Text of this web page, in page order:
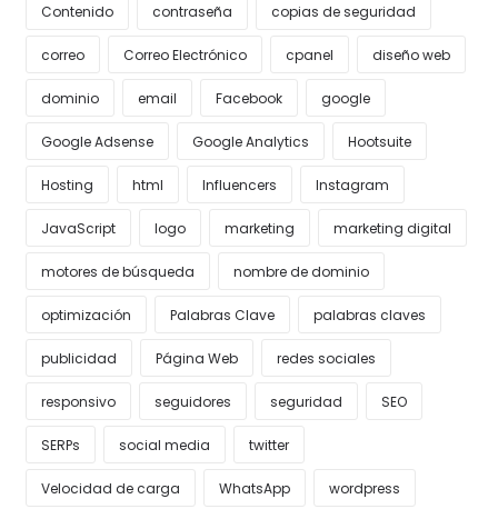
Contenido contraseña copias de seguridad
correo Correo Electrónico cpanel diseño web
dominio email Facebook google
Google Adsense Google Analytics Hootsuite
Hosting html Influencers Instagram
JavaScript logo marketing marketing digital
motores de búsqueda nombre de dominio
optimización Palabras Clave palabras claves
publicidad Página Web redes sociales
responsivo seguidores seguridad SEO
SERPs social media twitter
Velocidad de carga WhatsApp wordpress